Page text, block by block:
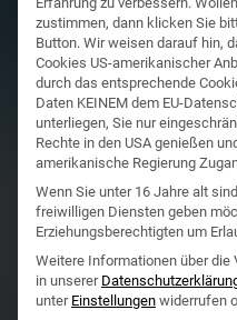
Kosmetik und Hygiene
Ihr Apotheker
zustimmen, dann klicken Sie
Button. Wir weisen darauf hin,
Cookies US-amerikanischer
durch das entsprechende
Daten KEINEM dem EU-
unterliegen, Sie nur
Rechte in den USA genießen
amerikanische Regierung
Wenn Sie unter 16 Jahre alt
freiwilligen Diensten geben
Erziehungsberechtigten um
Weitere Informationen über die
in unserer
unter Einstellungen widerrufen